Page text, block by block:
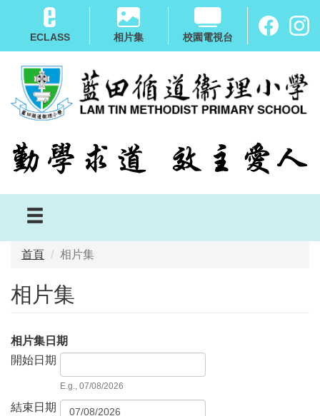
內
ECLASS 相片集 校園電視台
首頁 相片集
相片集
相片集日期
開始日期
a
tE.g., 07/08/2026
結束日期